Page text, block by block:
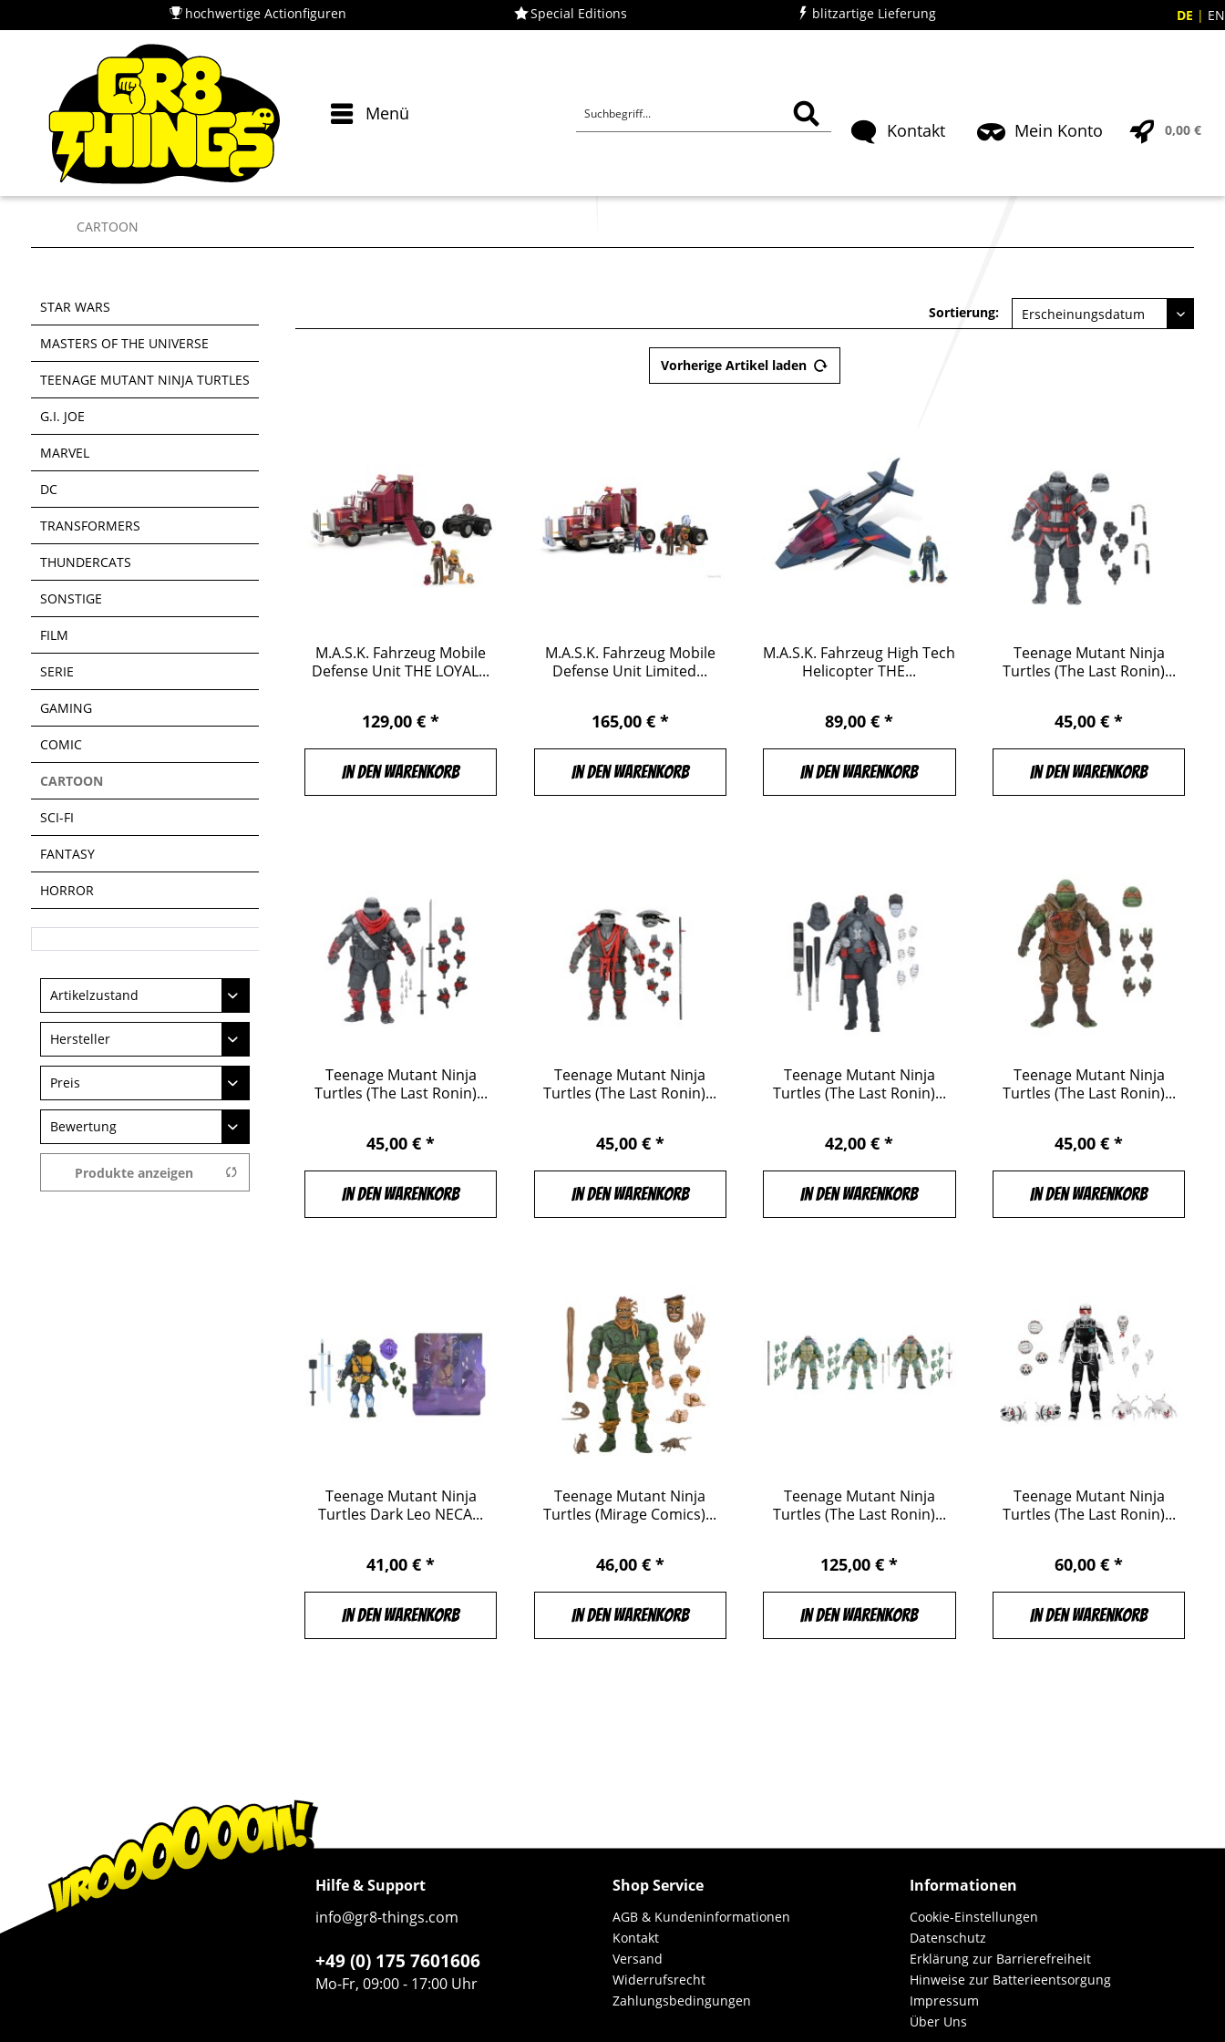
hochwertige Actionfiguren Special Editions blitzartige Lieferung DE EN
Menü
Kontakt Mein Konto 0,00 €
CARTOON
STAR WARS
MASTERS OF THE UNIVERSE
TEENAGE MUTANT NINJA TURTLES
G.I. JOE
MARVEL
DC
TRANSFORMERS
THUNDERCATS
SONSTIGE
FILM
SERIE
GAMING
COMIC
CARTOON
SCI-FI
FANTASY
HORROR
Artikelzustand
Neu
Hersteller
BEAST KINGDOM
Boss Fight Studio
Funko
Good Smile Company
HASBRO
Preis
von13,00 €bis
1799,00 €
Bewertung
&
Produkte anzeigen
Sortierung:
Vorherige Artikel laden
M.A.S.K. Fahrzeug Mobile
Defense Unit THE LOYAL...
129,00 € *
In den Warenkorb
M.A.S.K. Fahrzeug Mobile
Defense Unit Limited...
165,00 € *
In den Warenkorb
M.A.S.K. Fahrzeug High Tech
Helicopter THE...
89,00 € *
In den Warenkorb
Teenage Mutant Ninja
Turtles (The Last Ronin)...
45,00 € *
In den Warenkorb
Teenage Mutant Ninja
Turtles (The Last Ronin)...
45,00 € *
In den Warenkorb
Teenage Mutant Ninja
Turtles (The Last Ronin)...
45,00 € *
In den Warenkorb
Teenage Mutant Ninja
Turtles (The Last Ronin)...
42,00 € *
In den Warenkorb
Teenage Mutant Ninja
Turtles (The Last Ronin)...
45,00 € *
In den Warenkorb
Teenage Mutant Ninja
Turtles Dark Leo NECA...
41,00 € *
In den Warenkorb
Teenage Mutant Ninja
Turtles (Mirage Comics)...
46,00 € *
In den Warenkorb
Teenage Mutant Ninja
Turtles (The Last Ronin)...
125,00 € *
In den Warenkorb
Teenage Mutant Ninja
Turtles (The Last Ronin)...
60,00 € *
In den Warenkorb
Hilfe & Support
info@gr8-things.com
+49 (0) 175 7601606
Mo-Fr, 09:00 - 17:00 Uhr
Shop Service
AGB & Kundeninformationen
Kontakt
Versand
Widerrufsrecht
Zahlungsbedingungen
Informationen
Cookie-Einstellungen
Datenschutz
Erklärung zur Barrierefreiheit
Hinweise zur Batterieentsorgung
Impressum
Über Uns